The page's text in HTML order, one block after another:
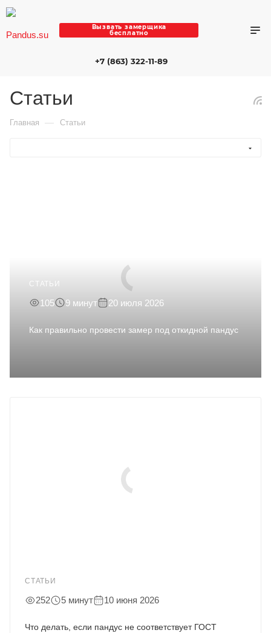
Вызвать замерщика
бесплатно
+7 (863) 322-11-89
Статьи
Главная — Статьи
СТАТЬИ
105 9 минут 20 июля 2026
Как правильно провести замер под откидной пандус
СТАТЬИ
252 5 минут 10 июня 2026
Что делать, если пандус не соответствует ГОСТ